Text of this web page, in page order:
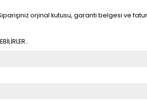
orjinal kutusu, garanti belgesi ve